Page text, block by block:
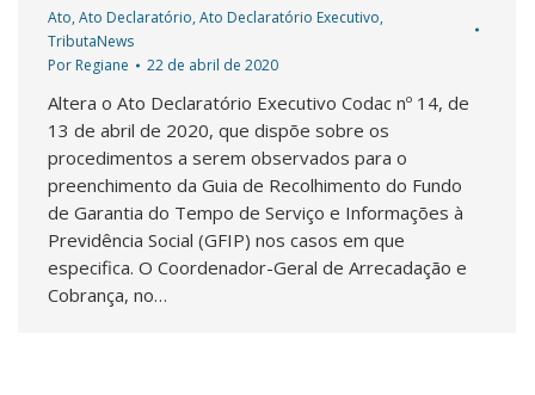
Ato,Ato Declaratório,Ato Declaratório Executivo,
TributaNews
Por Regiane 22 de abril de 2020
Altera o Ato Declaratório Executivo Codac nº 14, de
13 de abril de 2020, que dispõe sobre os
procedimentos a serem observados para o
preenchimento da Guia de Recolhimento do Fundo
de Garantia do Tempo de Serviço e Informações à
Previdência Social (GFIP) nos casos em que
especifica. O Coordenador-Geral de Arrecadação e
Cobrança, no…